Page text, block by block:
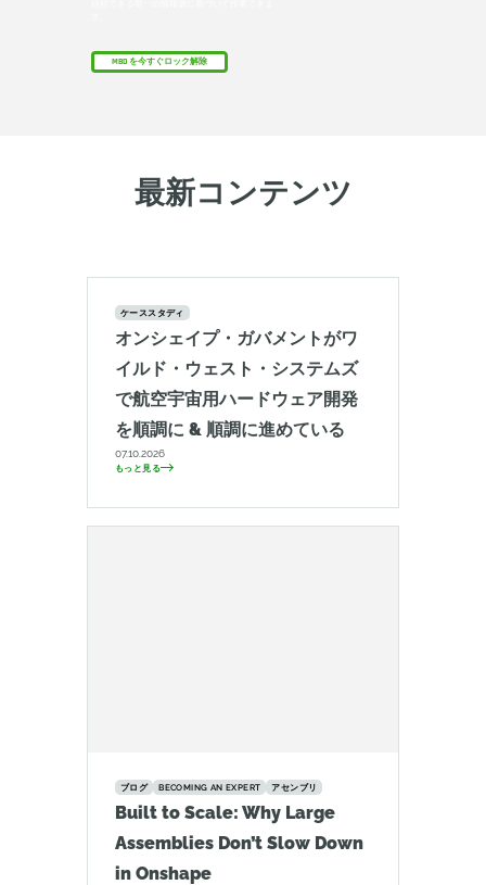
MBD を今すぐロック解除
最新コンテンツ
ケーススタディ
オンシェイプ・ガバメントがワ
イルド・ウェスト・システムズ
で航空宇宙用ハードウェア開発
を順調に & 順調に進めている
07.10.2026
もっと見る
ブログ BECOMING AN EXPERT アセンブリ
Built to Scale: Why Large
Assemblies Don’t Slow Down
in Onshape